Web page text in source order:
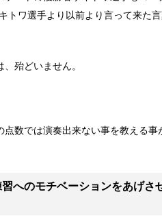
トワ選手より以前より言って来た
殆どいません。
数では演奏出来ない事を教える事
へのモチベーションをあげさ